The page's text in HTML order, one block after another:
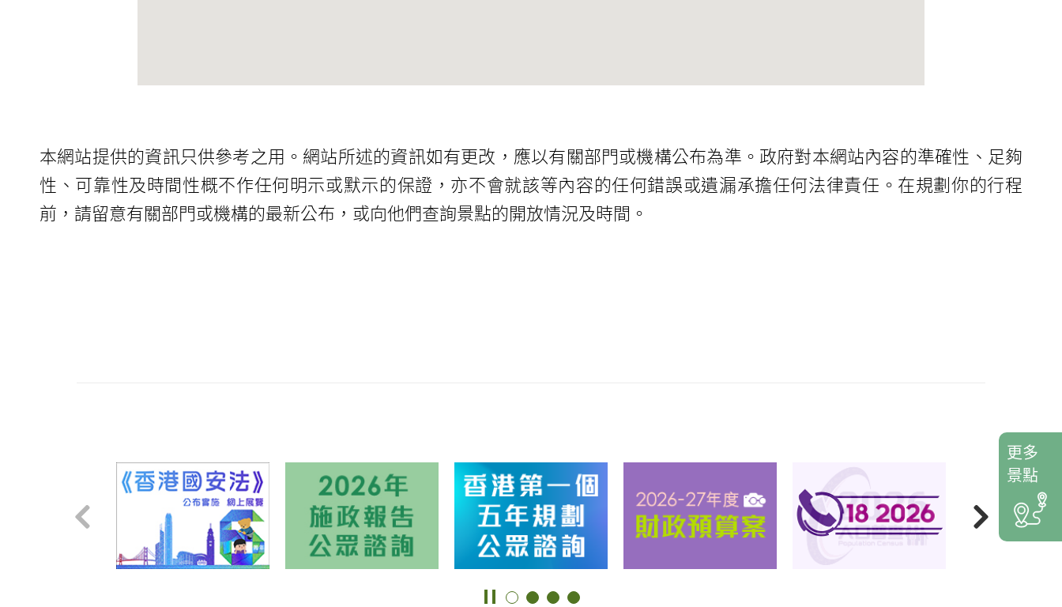
本網站提供的資訊只供參考之用。網站所述的資訊如有更改，應以有關部門或機構公布為準。政府對本網站內容的準確性、足夠
性、可靠性及時間性概不作任何明示或默示的保證，亦不會就該等內容的任何錯誤或遺漏承擔任何法律責任。在規劃你的行程
前，請留意有關部門或機構的最新公布，或向他們查詢景點的開放情況及時間。
更多
景點